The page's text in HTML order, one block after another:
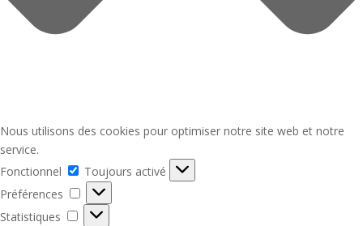
Nous utilisons des cookies pour optimiser notre site web et notre
service.
Fonctionnel
Fonctionnel
Toujours activé
Préférences
Préférences
Statistiques
Statistiques